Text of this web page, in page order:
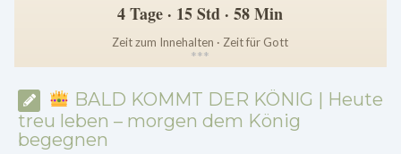
4 Tage · 15 Std · 58 Min
Zeit zum Innehalten · Zeit für Gott
***
BALD KOMMT DER KÖNIG | Heute
treu leben – morgen dem König
begegnen